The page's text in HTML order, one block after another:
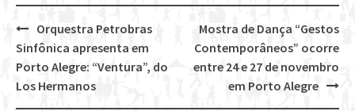
Post
navigation
Mostra de Dança “Gestos
Contemporâneos” ocorre
entre 24 e 27 de novembro
em Porto Alegre
Orquestra Petrobras
Sinfônica apresenta em
Porto Alegre: “Ventura”, do
Los Hermanos